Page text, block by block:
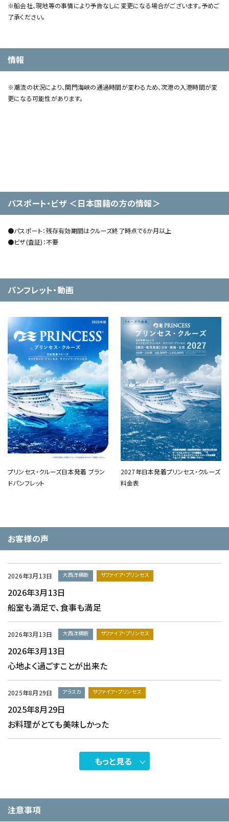
※船会社、現地等の事情により予告なしに変更になる場合がございます。予めご
了承ください。
情報
※潮流の状況により、関門海峡の通過時間が変わるため、次港の入港時間が変
更になる可能性があります。
パスポート・ビザ ＜日本国籍の方の情報＞
●パスポート：残存有効期間はクルーズ終了時点で6か月以上
●ビザ(査証)：不要
パンフレット・動画
プリンセス・クルーズ日本発着 ブラン
ドパンフレット
2027年日本発着プリンセス・クルーズ
料金表
お客様の声
2026年3月13日 大西洋横断 サファイア・プリンセス
2026年3月13日
船室も満足で、食事も満足
2026年3月13日 大西洋横断 サファイア・プリンセス
2026年3月13日
心地よく過ごすことが出来た
2025年8月29日 アラスカ サファイア・プリンセス
2025年8月29日
お料理がとても美味しかった
もっと見る
注意事項